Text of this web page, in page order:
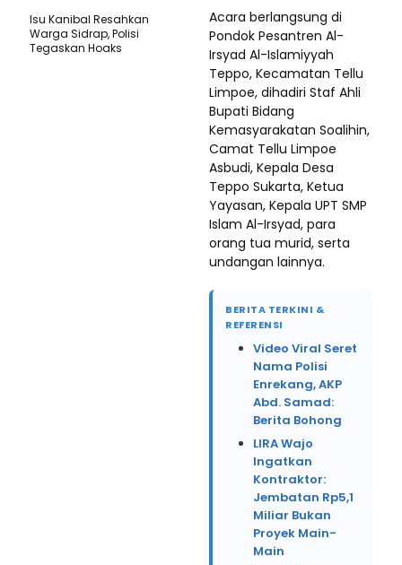
Acara berlangsung di
Pondok Pesantren Al-
Irsyad Al-Islamiyyah
Teppo, Kecamatan Tellu
Limpoe, dihadiri Staf Ahli
Bupati Bidang
Kemasyarakatan Soalihin,
Camat Tellu Limpoe
Asbudi, Kepala Desa
Teppo Sukarta, Ketua
Yayasan, Kepala UPT SMP
Islam Al-Irsyad, para
orang tua murid, serta
undangan lainnya.
BERITA TERKINI &
REFERENSI
Video Viral Seret
Nama Polisi
Enrekang, AKP
Abd. Samad:
Berita Bohong
LIRA Wajo
Ingatkan
Kontraktor:
Jembatan Rp5,1
Miliar Bukan
Proyek Main-
Main
Isu Kanibal Resahkan
Warga Sidrap, Polisi
Tegaskan Hoaks